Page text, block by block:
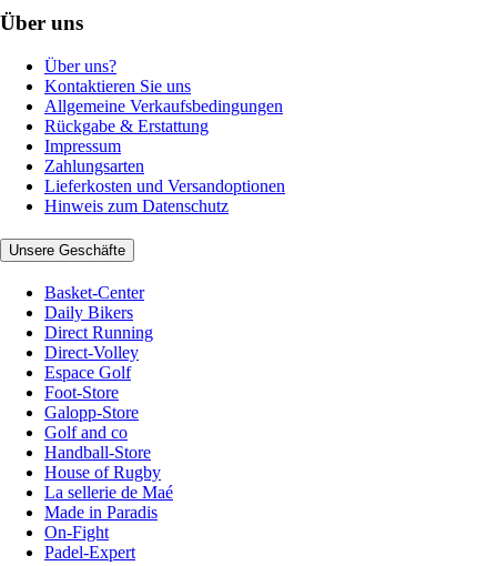
Über uns
Über uns?
Kontaktieren Sie uns
Allgemeine Verkaufsbedingungen
Rückgabe & Erstattung
Impressum
Zahlungsarten
Lieferkosten und Versandoptionen
Hinweis zum Datenschutz
Unsere Geschäfte
Basket-Center
Daily Bikers
Direct Running
Direct-Volley
Espace Golf
Foot-Store
Galopp-Store
Golf and co
Handball-Store
House of Rugby
La sellerie de Maé
Made in Paradis
On-Fight
Padel-Expert